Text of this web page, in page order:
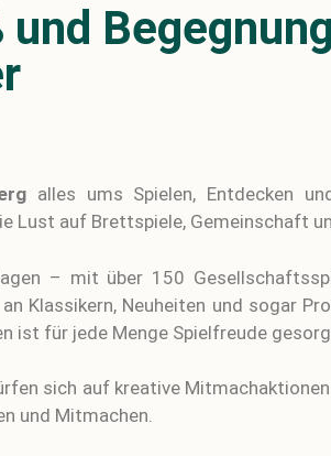
alles ums Spielen, Entdecken
Lust auf Brettspiele, Gemeinschaft
– mit über 150
Klassikern, Neuheiten und sogar
ist für jede Menge Spielfreude
sich auf kreative
und Mitmachen.